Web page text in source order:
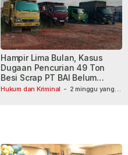
Hukum dan Kriminal - 2 minggu yang
Hampir Lima Bulan, Kasus
Dugaan Pencurian 49 Ton
Besi Scrap PT BAI Belum
Tetapkan Tersangka